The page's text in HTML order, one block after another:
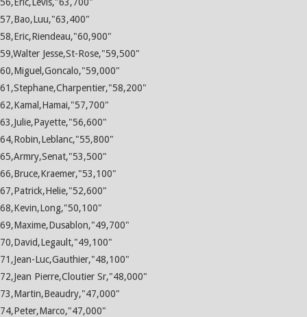
57,Bao,Luu,"63,400"
58,Eric,Riendeau,"60,900"
59,Walter Jesse,St-Rose,"59,500"
60,Miguel,Goncalo,"59,000"
61,Stephane,Charpentier,"58,200"
62,Kamal,Hamai,"57,700"
63,Julie,Payette,"56,600"
64,Robin,Leblanc,"55,800"
65,Armry,Senat,"53,500"
66,Bruce,Kraemer,"53,100"
67,Patrick,Helie,"52,600"
68,Kevin,Long,"50,100"
69,Maxime,Dusablon,"49,700"
70,David,Legault,"49,100"
71,Jean-Luc,Gauthier,"48,100"
72,Jean Pierre,Cloutier Sr,"48,000"
73,Martin,Beaudry,"47,000"
74,Peter,Marco,"47,000"